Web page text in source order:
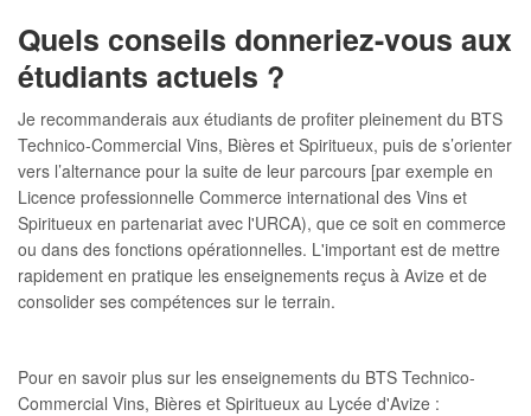
Quels conseils donneriez-vous aux
étudiants actuels ?
Je recommanderais aux étudiants de profiter pleinement du BTS
Technico-Commercial Vins, Bières et Spiritueux, puis de s’orienter
vers l’alternance pour la suite de leur parcours [par exemple en
Licence professionnelle Commerce international des Vins et
Spiritueux en partenariat avec l'URCA), que ce soit en commerce
ou dans des fonctions opérationnelles. L'important est de mettre
rapidement en pratique les enseignements reçus à Avize et de
consolider ses compétences sur le terrain.
Pour en savoir plus sur les enseignements du BTS Technico-
Commercial Vins, Bières et Spiritueux au Lycée d'Avize :